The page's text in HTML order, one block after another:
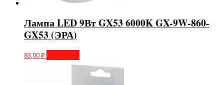
Лампа LED 9Вт GX53 6000K GX-9W-860-
GX53 (ЭРА)
83,00₽